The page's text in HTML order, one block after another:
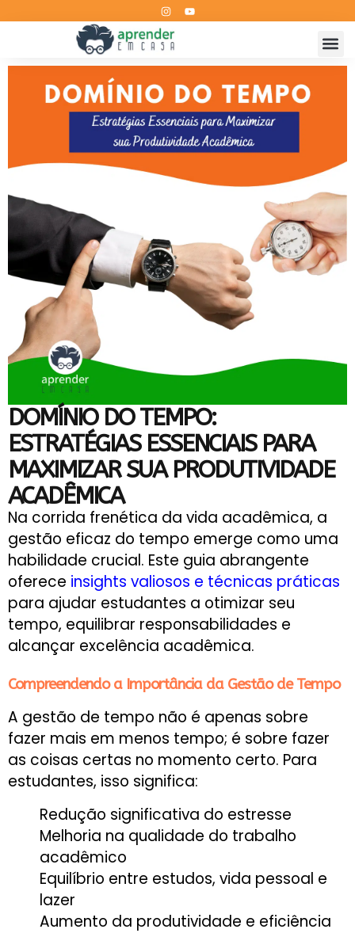
DOMÍNIO DO TEMPO:
ESTRATÉGIAS ESSENCIAIS PARA
MAXIMIZAR SUA PRODUTIVIDADE
ACADÊMICA
Na corrida frenética da vida acadêmica, a
gestão eficaz do tempo emerge como uma
habilidade crucial. Este guia abrangente
oferece insights valiosos e técnicas práticas
para ajudar estudantes a otimizar seu
tempo, equilibrar responsabilidades e
alcançar excelência acadêmica.
Compreendendo a Importância da Gestão de Tempo
A gestão de tempo não é apenas sobre
fazer mais em menos tempo; é sobre fazer
as coisas certas no momento certo. Para
estudantes, isso significa:
Redução significativa do estresse
Melhoria na qualidade do trabalho
acadêmico
Equilíbrio entre estudos, vida pessoal e
lazer
Aumento da produtividade e eficiência